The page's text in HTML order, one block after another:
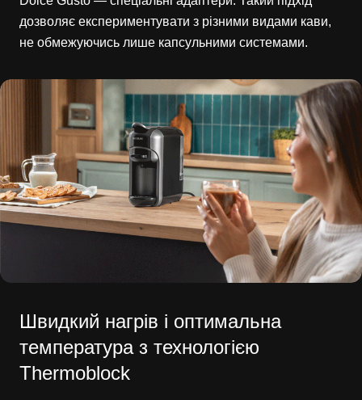
дозволяє експериментувати з різними видами кави,
не обмежуючись лише капсульними системами.
Швидкий нагрів і оптимальна
температура з технологією
Thermoblock